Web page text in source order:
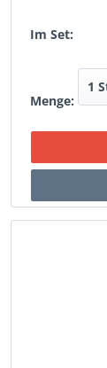
Im Set:
Menge: